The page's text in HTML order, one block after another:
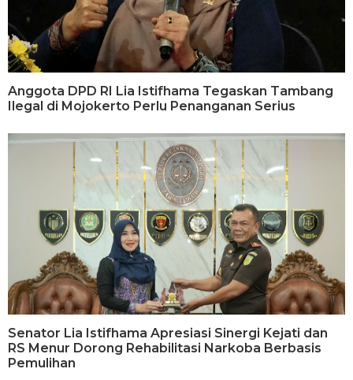
Anggota DPD RI Lia Istifhama Tegaskan Tambang
Ilegal di Mojokerto Perlu Penanganan Serius
Senator Lia Istifhama Apresiasi Sinergi Kejati dan
RS Menur Dorong Rehabilitasi Narkoba Berbasis
Pemulihan